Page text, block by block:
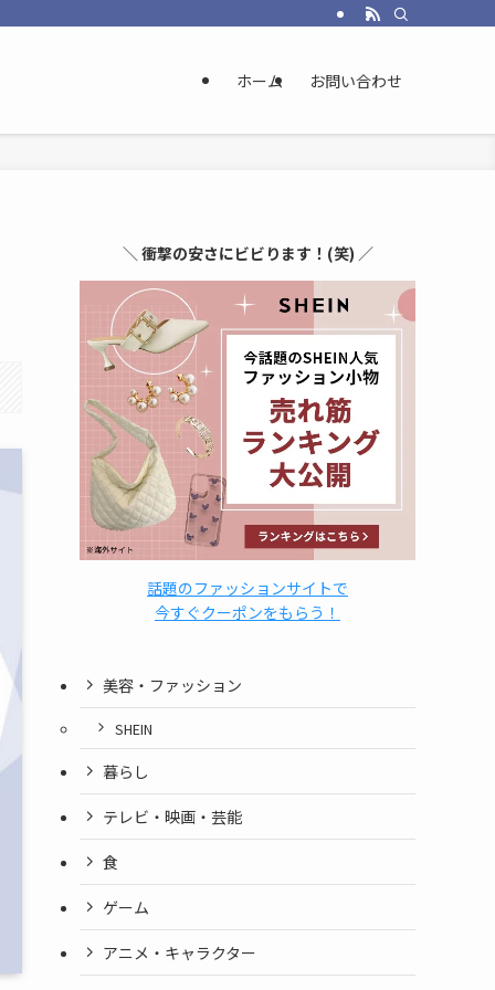
ホーム お問い合わせ
＼ 衝撃の安さにビビります！(笑) ／
話題のファッションサイトで
今すぐクーポンをもらう！
美容・ファッション
SHEIN
暮らし
テレビ・映画・芸能
食
ゲーム
アニメ・キャラクター